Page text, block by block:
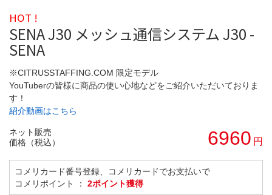
HOT !
SENA J30 メッシュ通信システム J30 -
SENA
※CITRUSSTAFFING.COM 限定モデル
YouTuberの皆様に商品の使い心地などをご紹介いただいておりま
す！
紹介動画はこちら
ネット販売
価格（税込）
6960 円
コメリカード番号登録、コメリカードでお支払いで
コメリポイント ： 2ポイント獲得